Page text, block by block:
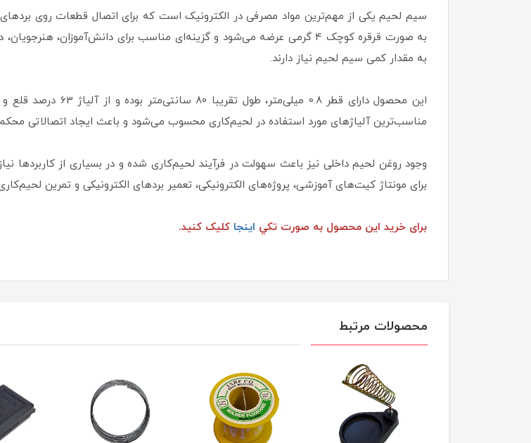
سیم لحیم یکی از مهم‌ترین مواد مصرفی در الکترونیک است که برای اتصال قطعات روی بردهای
به صورت قرقره کوچک 4 گرمی عرضه می‌شود و گزینه‌ای مناسب برای دانش‌آموزان،
به مقدار کمی سیم لحیم نیاز دارند.
مناسب‌ترین آلیاژهای مورد استفاده در لحیم‌کاری محسوب می‌شود و باعث ایجاد اتصالاتی
وجود روغن لحیم داخلی نیز باعث سهولت در فرآیند لحیم‌کاری شده و در بسیاری از کاربردها
برای مونتاژ کیت‌های آموزشی، پروژه‌های الکترونیکی، تعمیر بردهای الکترونیکی و تمرین
برای خرید این محصول به صورت تكي اینجا کلیک کنید.
محصولات مرتبط